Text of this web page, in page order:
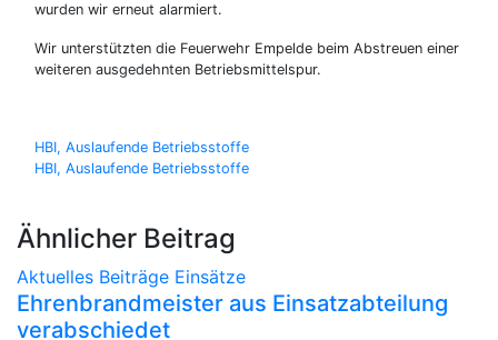
wurden wir erneut alarmiert.
Wir unterstützten die Feuerwehr Empelde beim Abstreuen einer
weiteren ausgedehnten Betriebsmittelspur.
Beitragsnavigation
HBI, Auslaufende Betriebsstoffe
HBI, Auslaufende Betriebsstoffe
Ähnlicher Beitrag
Aktuelles Beiträge Einsätze
Ehrenbrandmeister aus Einsatzabteilung
verabschiedet